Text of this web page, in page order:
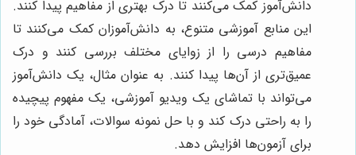
دانش‌آموز کمک می‌کنند تا درک بهتری از مفاهیم پیدا کنند.
این منابع آموزشی متنوع، به دانش‌آموزان کمک می‌کنند تا
مفاهیم درسی را از زوایای مختلف بررسی کنند و درک
عمیق‌تری از آن‌ها پیدا کنند. به عنوان مثال، یک دانش‌آموز
می‌تواند با تماشای یک ویدیو آموزشی، یک مفهوم پیچیده
را به راحتی درک کند و با حل نمونه سوالات، آمادگی خود را
برای آزمون‌ها افزایش دهد.